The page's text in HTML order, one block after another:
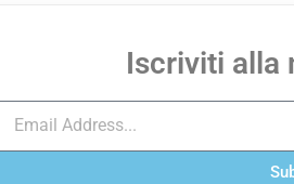
Iscriviti alla